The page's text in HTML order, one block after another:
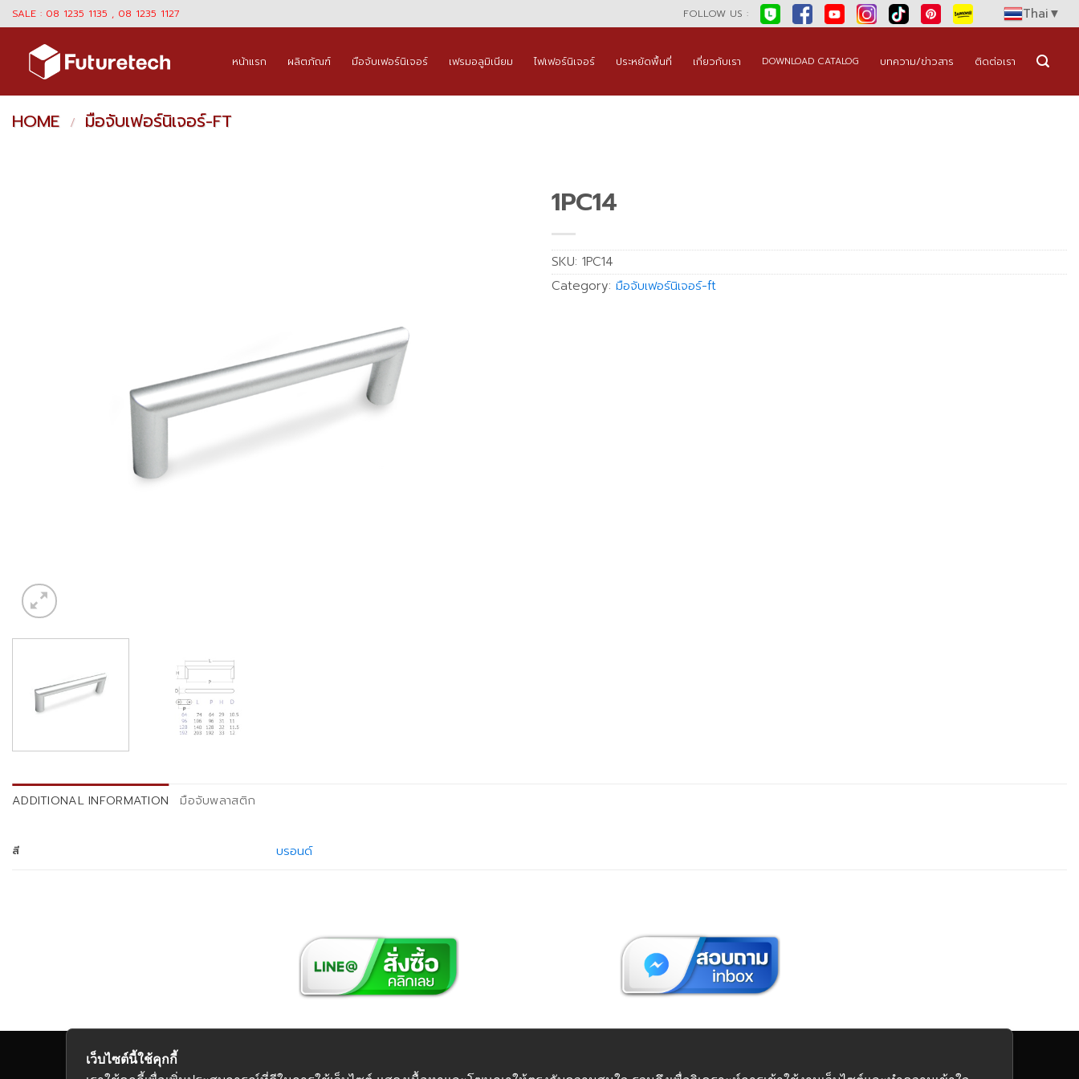
Skip
to
content
SALE : 08 1235 1135 , 08 1235 1127 FOLLOW US : Thai▼
หน้าแรก ผลิตภัณฑ์ มือจับเฟอร์นิเจอร์ เฟรมอลูมิเนียม ไฟเฟอร์นิเจอร์ ประหยัดพื้นที่ เกี่ยวกับเรา DOWNLOAD CATALOG บทความ/ข่าวสาร ติดต่อเรา
HOME / มือจับเฟอร์นิเจอร์-FT
1PC14
SKU: 1PC14
Category: มือจับเฟอร์นิเจอร์-ft
ADDITIONAL INFORMATION มือจับพลาสติก
สี บรอนด์
เว็บไซต์นี้ใช้คุกกี้